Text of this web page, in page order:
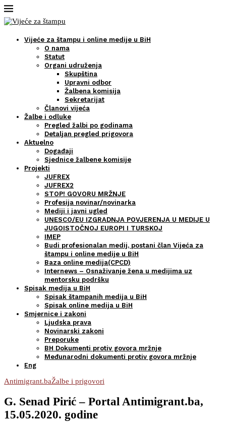
Vijeće za štampu i online medije u BiH
O nama
Statut
Organi udruženja
Skupština
Upravni odbor
Žalbena komisija
Sekretarijat
Članovi vijeća
Žalbe i odluke
Pregled žalbi po godinama
Detaljan pregled prigovora
Aktuelno
Događaji
Sjednice žalbene komisije
Projekti
JUFREX
JUFREX2
STOP! GOVORU MRŽNJE
Profesija novinar/novinarka
Mediji i javni ugled
UNESCO/EU IZGRADNJA POVJERENJA U MEDIJE U
JUGOISTOČNOJ EUROPI I TURSKOJ
IMEP
Budi profesionalan medij, postani član Vijeća za
štampu i online medije u BiH
Baza online medija(CPCD)
Internews – Osnaživanje žena u medijima uz
mentorsku podršku
Spisak medija u BiH
Spisak štampanih medija u BiH
Spisak online medija u BiH
Smjernice i zakoni
Ljudska prava
Novinarski zakoni
Preporuke
BH Dokumenti protiv govora mržnje
Međunarodni dokumenti protiv govora mržnje
Eng
Antimigrant.baŽalbe i prigovori
G. Senad Pirić – Portal Antimigrant.ba,
15.05.2020. godine